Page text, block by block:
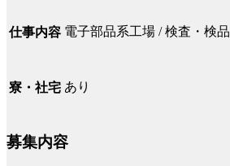
仕事内容 電子部品系工場 / 検査・検品
寮・社宅 あり
募集内容